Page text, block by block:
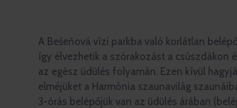
A Bešeňová vízi parkba való korlátlan
így élvezhetik a szórakozást a csúszdákon
az egész üdülés folyamán. Ezen kívül
elméjüket a Harmónia szaunavilág
3-órás belépőjük van az üdülés árában